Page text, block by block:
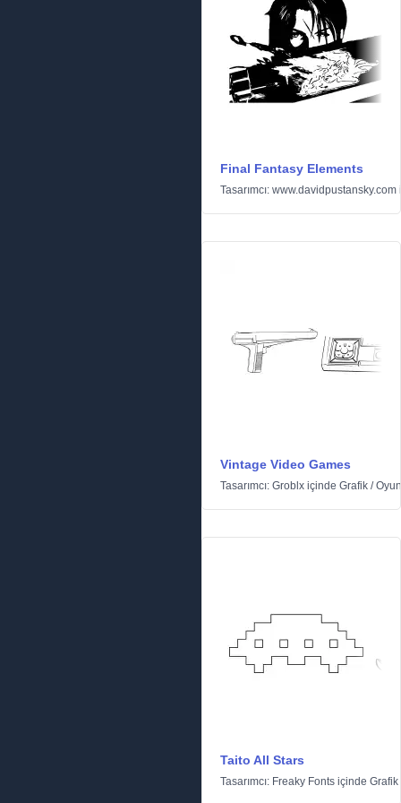
Final Fantasy Elements
Tasarımcı: www.davidpustansky.com
Vintage Video Games
Tasarımcı: Groblx içinde Grafik /
Taito All Stars
Tasarımcı: Freaky Fonts içinde Grafik